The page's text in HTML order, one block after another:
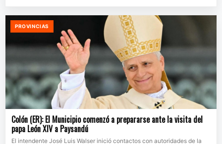
PROVINCIAS
Colón (ER): El Municipio comenzó a prepararse ante la visita del
papa León XIV a Paysandú
El intendente José Luis Walser inició contactos con autoridades de la